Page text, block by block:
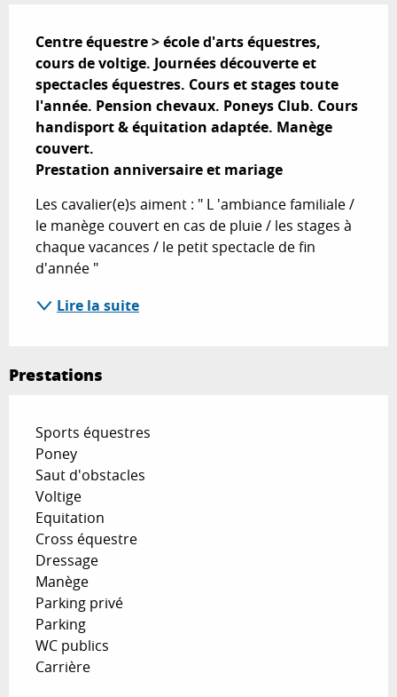
Centre équestre > école d'arts équestres,
cours de voltige. Journées découverte et
spectacles équestres. Cours et stages toute
l'année. Pension chevaux. Poneys Club. Cours
handisport & équitation adaptée. Manège
couvert.
Prestation anniversaire et mariage
Les cavalier(e)s aiment : " L 'ambiance familiale /
le manège couvert en cas de pluie / les stages à
chaque vacances / le petit spectacle de fin
d'année "
Lire la suite
Prestations
Sports équestres
Poney
Saut d'obstacles
Voltige
Equitation
Cross équestre
Dressage
Manège
Parking privé
Parking
WC publics
Carrière